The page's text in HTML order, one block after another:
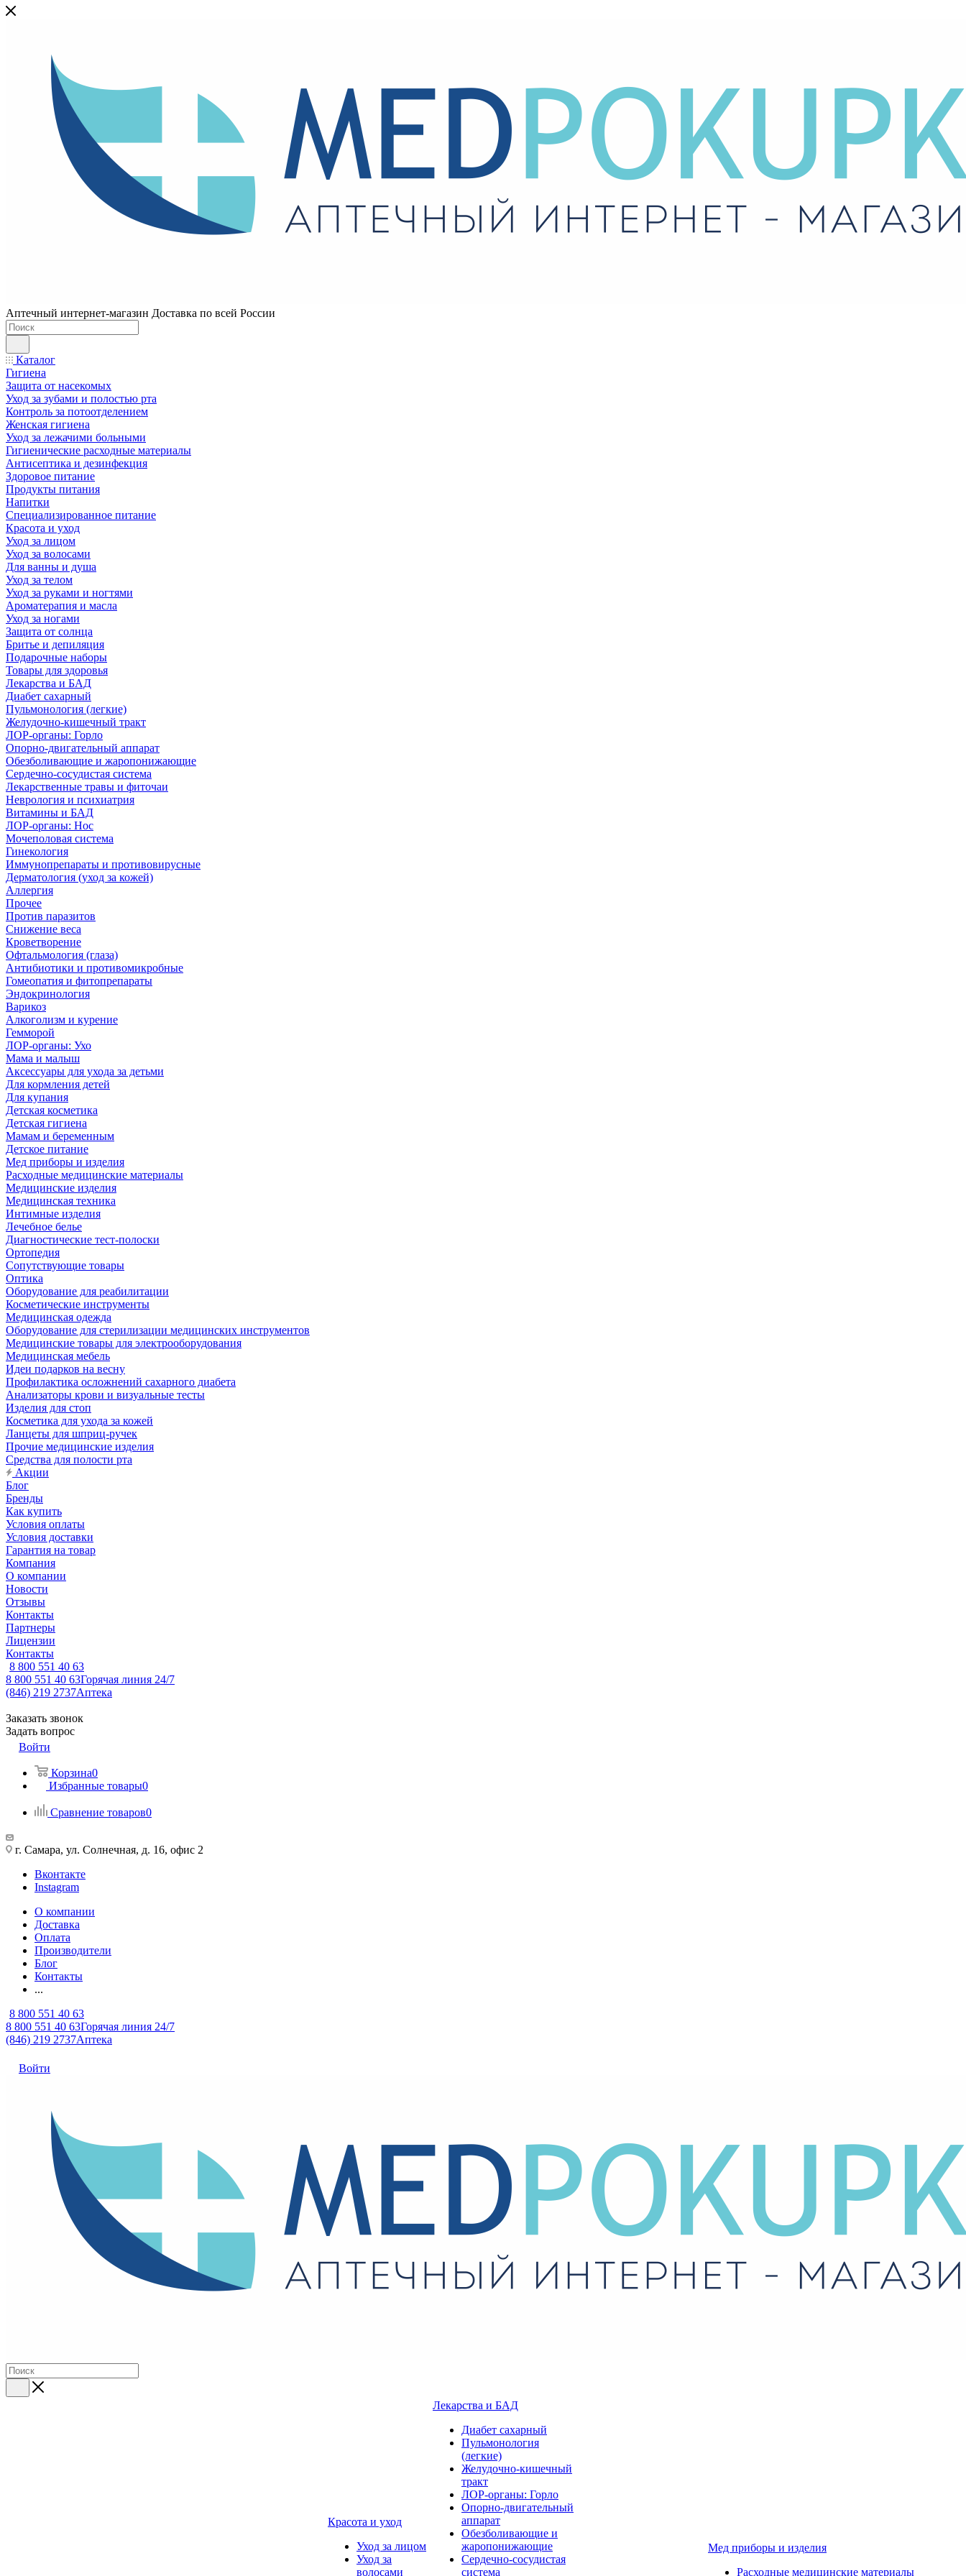
Аптечный интернет-магазин Доставка по всей России
Каталог
Гигиена
Защита от насекомых
Уход за зубами и полостью рта
Контроль за потоотделением
Женская гигиена
Уход за лежачими больными
Гигиенические расходные материалы
Антисептика и дезинфекция
Здоровое питание
Продукты питания
Напитки
Специализированное питание
Красота и уход
Уход за лицом
Уход за волосами
Для ванны и душа
Уход за телом
Уход за руками и ногтями
Ароматерапия и масла
Уход за ногами
Защита от солнца
Бритье и депиляция
Подарочные наборы
Товары для здоровья
Лекарства и БАД
Диабет сахарный
Пульмонология (легкие)
Желудочно-кишечный тракт
ЛОР-органы: Горло
Опорно-двигательный аппарат
Обезболивающие и жаропонижающие
Сердечно-сосудистая система
Лекарственные травы и фиточаи
Неврология и психиатрия
Витамины и БАД
ЛОР-органы: Нос
Мочеполовая система
Гинекология
Иммунопрепараты и противовирусные
Дерматология (уход за кожей)
Аллергия
Прочее
Против паразитов
Снижение веса
Кроветворение
Офтальмология (глаза)
Антибиотики и противомикробные
Гомеопатия и фитопрепараты
Эндокринология
Варикоз
Алкоголизм и курение
Гемморой
ЛОР-органы: Ухо
Мама и малыш
Аксессуары для ухода за детьми
Для кормления детей
Для купания
Детская косметика
Детская гигиена
Мамам и беременным
Детское питание
Мед приборы и изделия
Расходные медицинские материалы
Медицинские изделия
Медицинская техника
Интимные изделия
Лечебное белье
Диагностические тест-полоски
Ортопедия
Сопутствующие товары
Оптика
Оборудование для реабилитации
Косметические инструменты
Медицинская одежда
Оборудование для стерилизации медицинских инструментов
Медицинские товары для электрооборудования
Медицинская мебель
Идеи подарков на весну
Профилактика осложнений сахарного диабета
Анализаторы крови и визуальные тесты
Изделия для стоп
Косметика для ухода за кожей
Ланцеты для шприц-ручек
Прочие медицинские изделия
Средства для полости рта
Акции
Блог
Бренды
Как купить
Условия оплаты
Условия доставки
Гарантия на товар
Компания
О компании
Новости
Отзывы
Контакты
Партнеры
Лицензии
Контакты
8 800 551 40 63
8 800 551 40 63Горячая линия 24/7
(846) 219 2737Аптека
Заказать звонок
Задать вопрос
Войти
Корзина0
Избранные товары0
Сравнение товаров0
г. Самара, ул. Солнечная, д. 16, офис 2
Вконтакте
Instagram
О компании
Доставка
Оплата
Производители
Блог
Контакты
...
8 800 551 40 63
8 800 551 40 63Горячая линия 24/7
(846) 219 2737Аптека
Войти
Красота и уход
Уход за лицом
Уход за
волосами
Лекарства и БАД
Диабет сахарный
Пульмонология
(легкие)
Желудочно-кишечный
тракт
ЛОР-органы: Горло
Опорно-двигательный
аппарат
Обезболивающие и
жаропонижающие
Сердечно-сосудистая
система
Мед приборы и изделия
Расходные медицинские материалы